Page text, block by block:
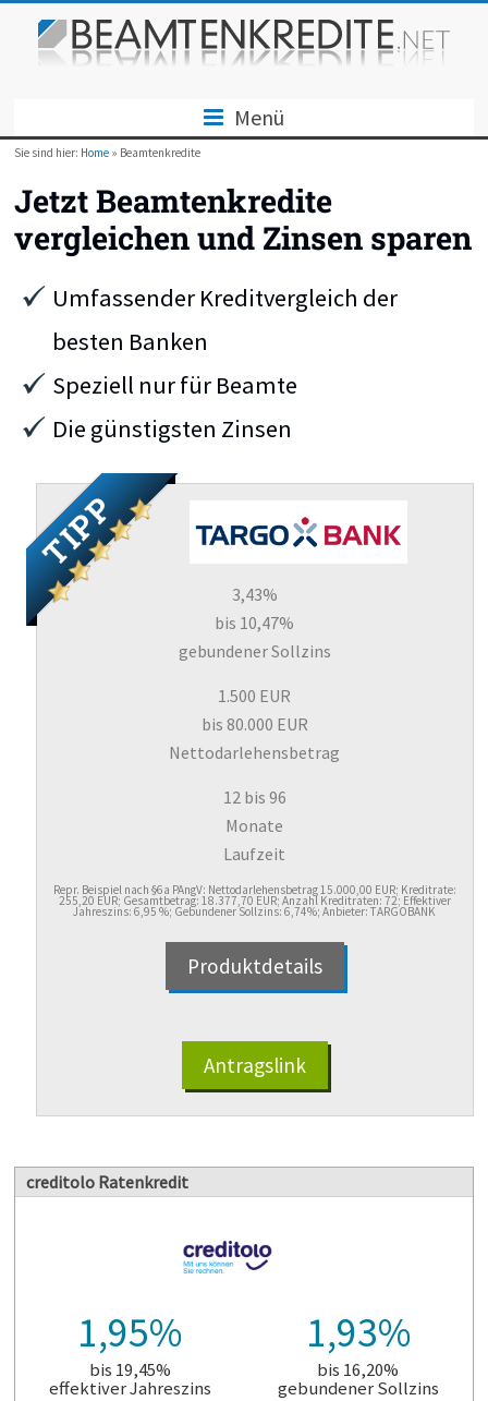
Menü
Sie sind hier: Home » Beamtenkredite
Jetzt Beamtenkredite
vergleichen und Zinsen sparen
Umfassender Kreditvergleich der
besten Banken
Speziell nur für Beamte
Die günstigsten Zinsen
TIPP
3,43%
bis 10,47%
gebundener Sollzins
1.500 EUR
bis 80.000 EUR
Nettodarlehensbetrag
12 bis 96
Monate
Laufzeit
Repr. Beispiel nach §6a PAngV: Nettodarlehensbetrag 15.000,00 EUR; Kreditrate:
255,20 EUR; Gesamtbetrag: 18.377,70 EUR; Anzahl Kreditraten: 72; Effektiver
Jahreszins: 6,95 %; Gebundener Sollzins: 6,74%; Anbieter: TARGOBANK
Produktdetails
Antragslink
1,95%
bis 19,45%
effektiver Jahreszins
1,93%
bis 16,20%
gebundener Sollzins
creditolo Ratenkredit